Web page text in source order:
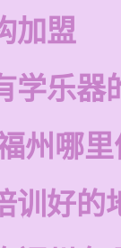
加盟
学乐器
州哪
训好的